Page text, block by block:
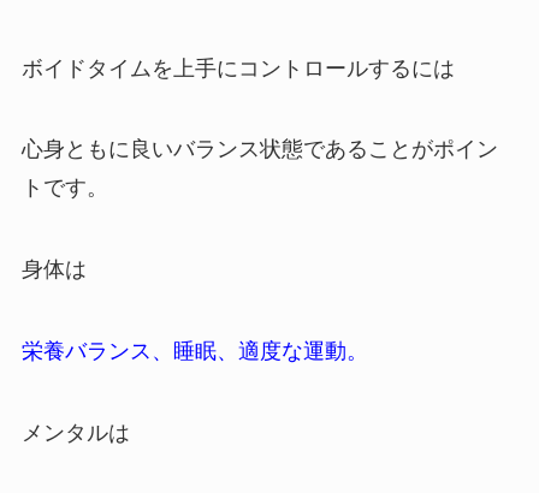
ボイドタイムを上手にコントロールするには
心身ともに良いバランス状態であることがポイン
トです。
身体は
栄養バランス、睡眠、適度な運動。
メンタルは